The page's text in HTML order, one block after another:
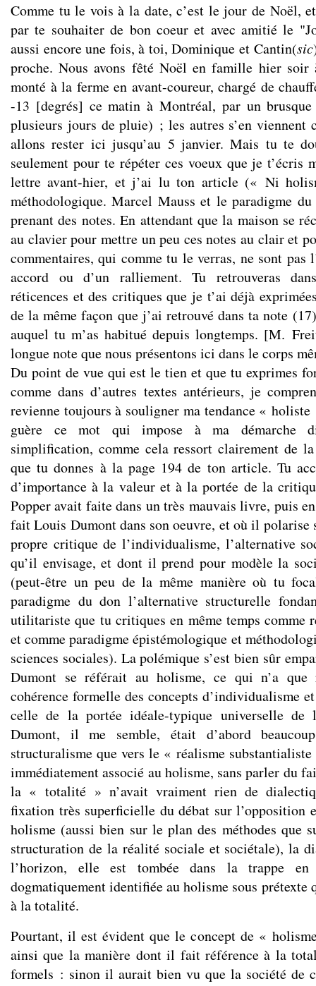
Comme tu le vois à la date, c’est le jour de Noël,
par te souhaiter de bon coeur et avec amitié le
aussi encore une fois, à toi, Dominique et Cantin(sic
proche. Nous avons fêté Noël en famille hier
monté à la ferme en avant-coureur, chargé de
-13 [degrés] ce matin à Montréal, par un brusque
plusieurs jours de pluie) ; les autres s’en viennent
allons rester ici jusqu’au 5 janvier. Mais tu te
seulement pour te répéter ces voeux que je t’écris
lettre avant-hier, et j’ai lu ton article (« Ni
méthodologique. Marcel Mauss et le paradigme
prenant des notes. En attendant que la maison se
au clavier pour mettre un peu ces notes au clair et
commentaires, qui comme tu le verras, ne sont pas
accord ou d’un ralliement. Tu retrouveras
réticences et des critiques que je t’ai déjà
de la même façon que j’ai retrouvé dans ta note
auquel tu m’as habitué depuis longtemps. [M.
longue note que nous présentons ici dans le corps
Du point de vue qui est le tien et que tu exprimes
comme dans d’autres textes antérieurs, je
revienne toujours à souligner ma tendance « holiste
guère ce mot qui impose à ma démarche
simplification, comme cela ressort clairement de
que tu donnes à la page 194 de ton article. Tu
d’importance à la valeur et à la portée de la
Popper avait faite dans un très mauvais livre, puis
fait Louis Dumont dans son oeuvre, et où il polarise
propre critique de l’individualisme, l’alternative
qu’il envisage, et dont il prend pour modèle la
(peut-être un peu de la même manière où tu
paradigme du don l’alternative structurelle
utilitariste que tu critiques en même temps comme
et comme paradigme épistémologique et
sciences sociales). La polémique s’est bien sûr
Dumont se référait au holisme, ce qui n’a que
cohérence formelle des concepts d’individualisme
celle de la portée idéale-typique universelle de
Dumont, il me semble, était d’abord
structuralisme que vers le « réalisme
immédiatement associé au holisme, sans parler du
la « totalité » n’avait vraiment rien de
fixation très superficielle du débat sur l’opposition
holisme (aussi bien sur le plan des méthodes que
structuration de la réalité sociale et sociétale), la
l’horizon, elle est tombée dans la trappe en
dogmatiquement identifiée au holisme sous prétexte
à la totalité.
Pourtant, il est évident que le concept de «
ainsi que la manière dont il fait référence à la
formels : sinon il aurait bien vu que la société de